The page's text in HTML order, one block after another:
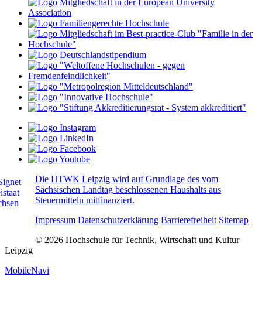
Die HTWK Leipzig wird auf Grundlage des vom
Sächsischen Landtag beschlossenen Haushalts aus
Steuermitteln mitfinanziert.
Impressum Datenschutzerklärung Barrierefreiheit Sitemap
© 2026 Hochschule für Technik, Wirtschaft und Kultur
Leipzig
MobileNavi